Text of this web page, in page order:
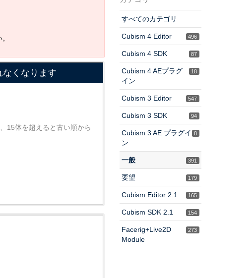
くなります
15体を超えると古い順から
すべてのカテゴリ
496
Cubism 4 Editor
87
Cubism 4 SDK
18
Cubism 4 AEプラグ
イン
547
Cubism 3 Editor
94
Cubism 3 SDK
8
Cubism 3 AE プラグイ
ン
391
一般
179
要望
165
Cubism Editor 2.1
154
Cubism SDK 2.1
273
Facerig+Live2D
Module